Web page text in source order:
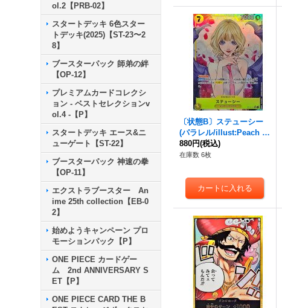
ol.2【PRB-02】
スタートデッキ 6色スター
トデッキ(2025)【ST-23〜2
8】
ブースターパック 師弟の絆
【OP-12】
プレミアムカードコレクシ
ョン - ベストセレクションv
ol.4 -【P】
スタートデッキ エース&ニ
ューゲート【ST-22】
ブースターパック 神速の拳
【OP-11】
エクストラブースター An
ime 25th collection【EB-0
2】
始めようキャンペーン プロ
モーションパック【P】
ONE PIECE カードゲー
ム 2nd ANNIVERSARY S
ET【P】
ONE PIECE CARD THE B
〔状態B〕ステューシー
(パラレル/illust:Peach M
omoko)【SR/P】{OP13-
110}
880円(税込)
在庫数 6枚